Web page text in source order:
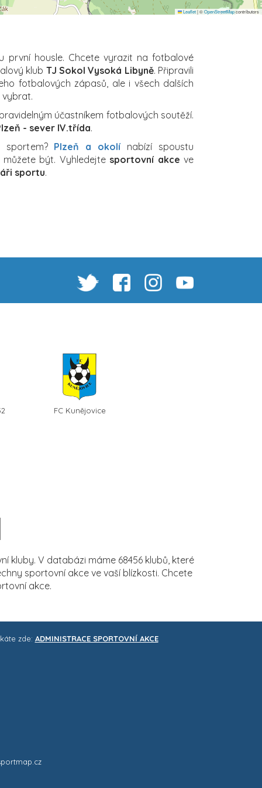
Leaflet|©OpenStreetMapcontributors
první housle. Chcete vyrazit na fotbalové
klub TJ Sokol Vysoká Libyně. Připravili
fotbalových zápasů, ale i všech dalších
vybrat.
účastníkem fotbalových soutěží.
- sever IV.třída.
Plzeň a okolínabízí spoustu
být. Vyhledejte sportovní akce ve
sportu.
FC Kunějovice
kluby. V databázi máme 68456 klubů, které
sportovní akce ve vaší blízkosti. Chcete
akce.
zde: ADMINISTRACE SPORTOVNÍ AKCE